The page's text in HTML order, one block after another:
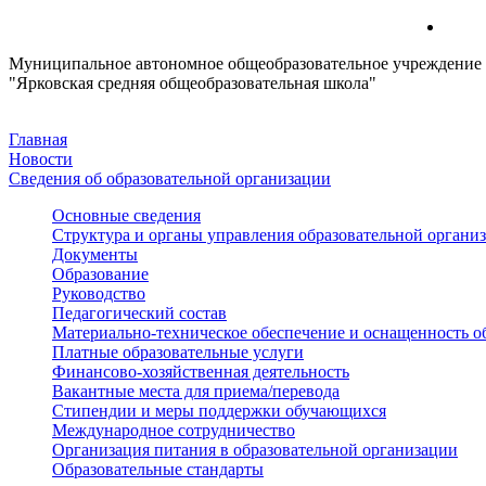
Муниципальное автономное общеобразовательное учреждение
"Ярковская средняя общеобразовательная школа"
Главная
Новости
Сведения об образовательной организации
Основные сведения
Структура и органы управления образовательной
Документы
Образование
Руководство
Педагогический состав
Материально-техническое обеспечение и оснащенность
Платные образовательные услуги
Финансово-хозяйственная деятельность
Вакантные места для приема/перевода
Стипендии и меры поддержки обучающихся
Международное сотрудничество
Организация питания в образовательной организации
Образовательные стандарты